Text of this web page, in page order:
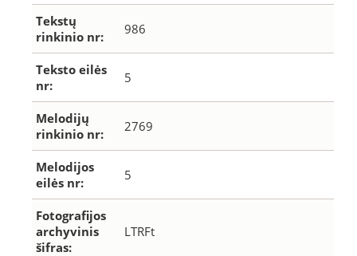
Tekstų
rinkinio nr:
986
Teksto eilės
nr:
5
Melodijų
rinkinio nr:
2769
Melodijos
eilės nr:
5
Fotografijos
archyvinis
šifras:
LTRFt